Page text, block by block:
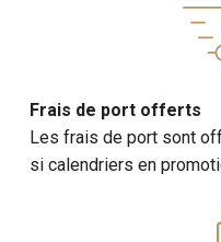
Frais de port offerts
Les frais de port sont
si calendriers en